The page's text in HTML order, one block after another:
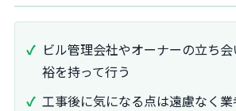
ビル管理会社やオーナーの立ち
裕を持って行う
工事後に気になる点は遠慮なく